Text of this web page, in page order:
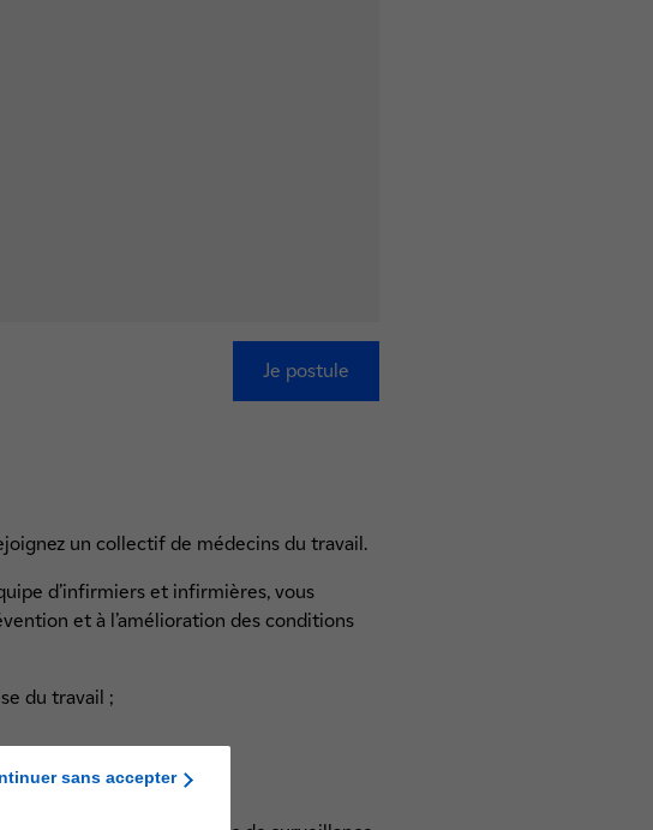
Je postule
un collectif de médecins du travail.
d’infirmiers et infirmières, vous
et à l’amélioration des conditions
du travail ;
sans accepter